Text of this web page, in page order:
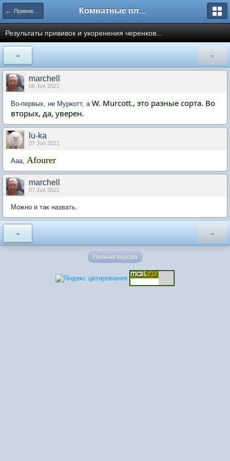
← Прививка комнатных растений Комнатные плодовые экзоты
Результаты прививок и укоренения черенков...
« »
marchell
06 Jun 2021
Во-первых, не Муркотт, а W. Murcott., это разные сорта. Во
вторых, да, уверен.
lu-ka
07 Jun 2021
Ааа, Afourer
marchell
07 Jun 2021
Можно и так назвать.
« »
Полная версия